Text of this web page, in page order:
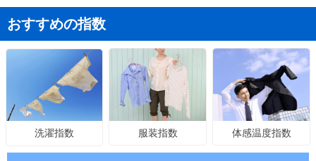
おすすめの指数
洗濯指数 服装指数 体感温度指数